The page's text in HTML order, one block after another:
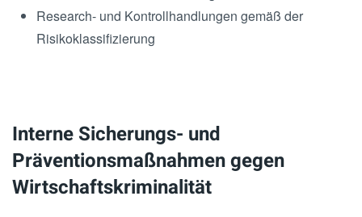
Research- und Kontrollhandlungen gemäß der
Risikoklassifizierung
Interne Sicherungs- und
Präventionsmaßnahmen gegen
Wirtschaftskriminalität